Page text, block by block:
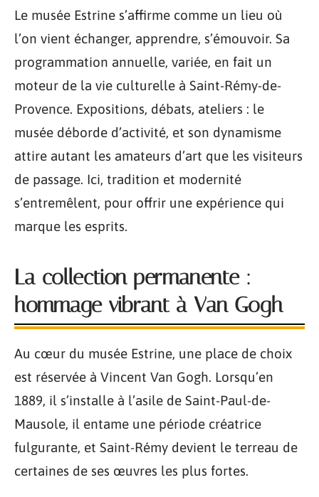
Le musée Estrine s’affirme comme un lieu où
l’on vient échanger, apprendre, s’émouvoir. Sa
programmation annuelle, variée, en fait un
moteur de la vie culturelle à Saint-Rémy-de-
Provence. Expositions, débats, ateliers : le
musée déborde d’activité, et son dynamisme
attire autant les amateurs d’art que les visiteurs
de passage. Ici, tradition et modernité
s’entremêlent, pour offrir une expérience qui
marque les esprits.
La collection permanente :
hommage vibrant à Van Gogh
Au cœur du musée Estrine, une place de choix
est réservée à Vincent Van Gogh. Lorsqu’en
1889, il s’installe à l’asile de Saint-Paul-de-
Mausole, il entame une période créatrice
fulgurante, et Saint-Rémy devient le terreau de
certaines de ses œuvres les plus fortes.